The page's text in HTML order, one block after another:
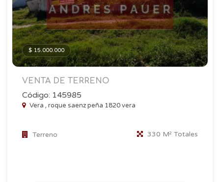
$ 15.000.000
VENTA DE TERRENO
Código: 145985
Vera , roque saenz peña 1820 vera
Terreno 330 M² Totales